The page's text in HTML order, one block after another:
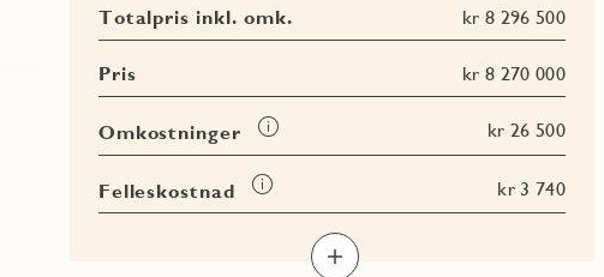
Totalpris inkl. omk. kr 8 296 500
Pris kr 8 270 000
Omkostninger
Les
mer
om
Omkostninger
kr 26 500
Felleskostnad
Les
mer
Felleskostnad
kr 3 740
Les
Les Les